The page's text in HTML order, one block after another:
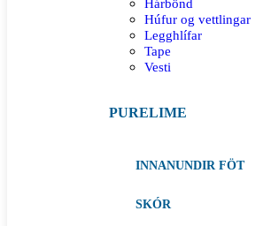
Hárbönd
Húfur og vettlingar
Legghlífar
Tape
Vesti
PURELIME
INNANUNDIR FÖT
SKÓR